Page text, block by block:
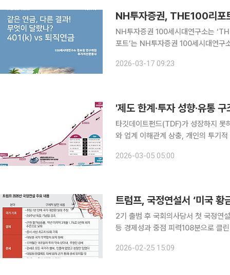
NH투자증권, THE100리포
NH투자증권 100세시대연구소는
포트’는 NH투자증권 100세시대연구
엇이 달랐나? 401(k) vs 퇴직연금' 이
2026-03-17 09:23
'제도 한계·투자 성향·유통
타깃데이트펀드(TDF)가 성장하지 못
와 업계 이해관계 상충, 개인의 투기
도다. 4일 금융투자업계에 따르면
2026-03-05 05:00
트럼프, 국정연설서 ‘미국
2기 출범 후 국회의사당서 첫 국정연
등 경제성과 중점 피력108분으로 클린턴 제치고 최장 기
조한 지지율과 연방대법원의 상호관
2026-02-25 15:09